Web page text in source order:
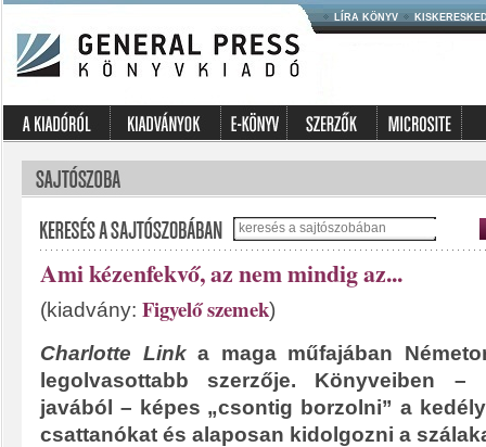
LÍRA KÖNYV
Ami kézenfekvő, az nem mindig az...
(kiadvány: Figyelő szemek)
Charlotte Linka maga műfajában
legolvasottabb szerzője. Könyveiben –
javából – képes „csontig bor­zol­ni” a
csattanókat és alaposan kidolgozni a